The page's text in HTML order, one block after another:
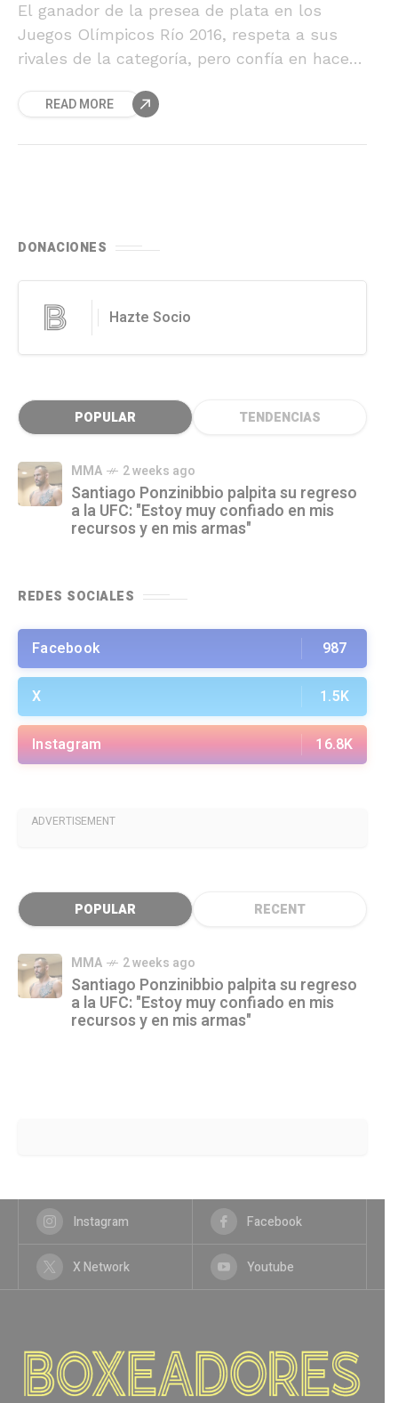
El ganador de la presea de plata en los
Juegos Olímpicos Río 2016, respeta a sus
rivales de la categoría, pero confía en hacer
Panamericanos.
READ MORE
DONACIONES
Hazte Socio
POPULAR TENDENCIAS
MMA 2 weeks ago
Santiago Ponzinibbio palpita su regreso
a la UFC: "Estoy muy confiado en mis
recursos y en mis armas"
REDES SOCIALES
Facebook 987
X 1.5K
Instagram 16.8K
ADVERTISEMENT
POPULAR RECENT
MMA 2 weeks ago
Santiago Ponzinibbio palpita su regreso
a la UFC: "Estoy muy confiado en mis
recursos y en mis armas"
Instagram Facebook
X Network Youtube